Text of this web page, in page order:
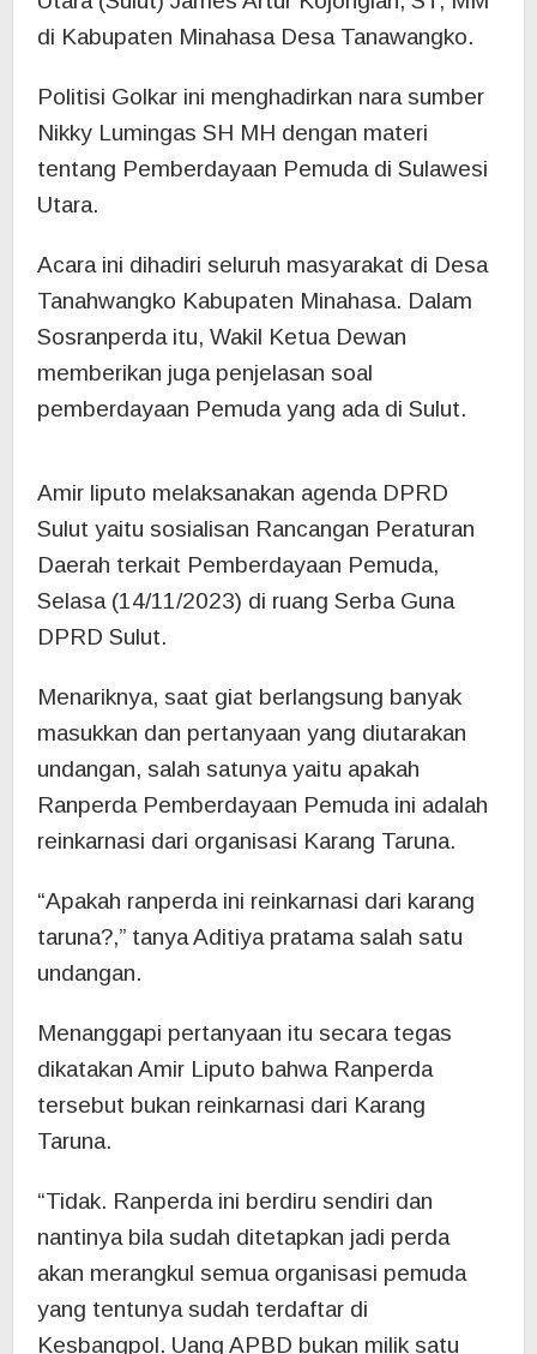
di Kabupaten Minahasa Desa Tanawangko.
Politisi Golkar ini menghadirkan nara sumber
Nikky Lumingas SH MH dengan materi
tentang Pemberdayaan Pemuda di Sulawesi
Utara.
Acara ini dihadiri seluruh masyarakat di Desa
Tanahwangko Kabupaten Minahasa. Dalam
Sosranperda itu, Wakil Ketua Dewan
memberikan juga penjelasan soal
pemberdayaan Pemuda yang ada di Sulut.
Amir liputo melaksanakan agenda DPRD
Sulut yaitu sosialisan Rancangan Peraturan
Daerah terkait Pemberdayaan Pemuda,
Selasa (14/11/2023) di ruang Serba Guna
DPRD Sulut.
Menariknya, saat giat berlangsung banyak
masukkan dan pertanyaan yang diutarakan
undangan, salah satunya yaitu apakah
Ranperda Pemberdayaan Pemuda ini adalah
reinkarnasi dari organisasi Karang Taruna.
“Apakah ranperda ini reinkarnasi dari karang
taruna?,” tanya Aditiya pratama salah satu
undangan.
Menanggapi pertanyaan itu secara tegas
dikatakan Amir Liputo bahwa Ranperda
tersebut bukan reinkarnasi dari Karang
Taruna.
“Tidak. Ranperda ini berdiru sendiri dan
nantinya bila sudah ditetapkan jadi perda
akan merangkul semua organisasi pemuda
yang tentunya sudah terdaftar di
Kesbangpol. Uang APBD bukan milik satu